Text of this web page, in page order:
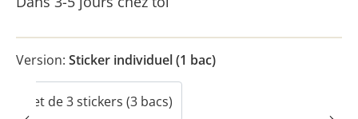
Version: Sticker individuel (1 bac)
Set de 3 stickers (3 bacs)
(Cette option n'est pas disponible pour le